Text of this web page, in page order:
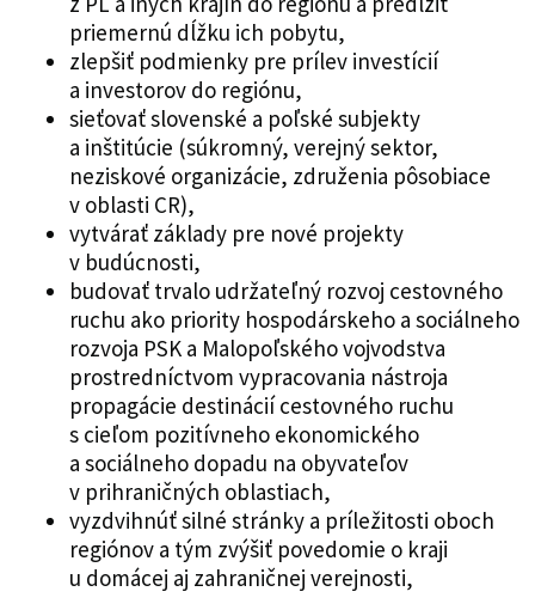
priemernú dĺžku ich pobytu,
zlepšiť podmienky pre prílev investícií
a investorov do regiónu,
sieťovať slovenské a poľské subjekty
a inštitúcie (súkromný, verejný sektor,
neziskové organizácie, združenia pôsobiace
v oblasti CR),
vytvárať základy pre nové projekty
v budúcnosti,
budovať trvalo udržateľný rozvoj cestovného
ruchu ako priority hospodárskeho a sociálneho
rozvoja PSK a Malopoľského vojvodstva
prostredníctvom vypracovania nástroja
propagácie destinácií cestovného ruchu
s cieľom pozitívneho ekonomického
a sociálneho dopadu na obyvateľov
v prihraničných oblastiach,
vyzdvihnúť silné stránky a príležitosti oboch
regiónov a tým zvýšiť povedomie o kraji
u domácej aj zahraničnej verejnosti,